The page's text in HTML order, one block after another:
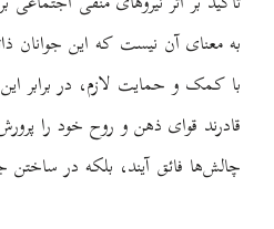
به معنای آن نیست که این جوانان
با کمک و حمایت لازم، در برابر
قادرند قوای ذهن و روح خود را
چالش‌ها فائق آیند، بلکه در ساختن